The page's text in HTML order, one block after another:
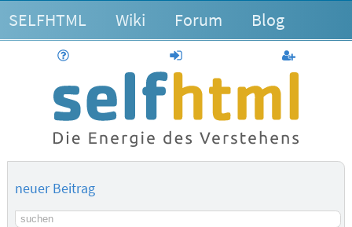
SELFHTML Wiki Forum Blog
anmelden
neuer Beitrag
Suchbegriff